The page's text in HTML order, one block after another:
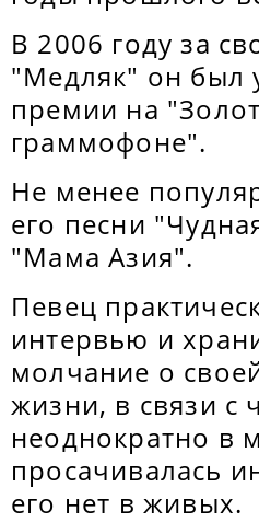
В 2006 году за
"Медляк" он был
премии на
граммофоне".
Не менее
его песни
"Мама Азия".
Певец
интервью и
молчание о
жизни, в связи с
неоднократно в
просачивалась
его нет в живых.